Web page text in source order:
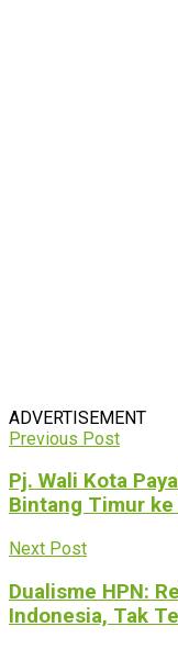
ADVERTISEMENT
Previous Post
Pj. Wali Kota
Bintang Timur
Next Post
Dualisme HPN:
Indonesia, Tak